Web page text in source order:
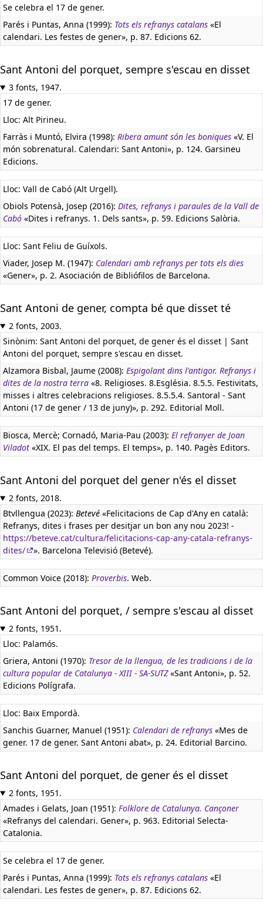
Se celebra el 17 de gener.
Parés i Puntas, Anna (1999): Tots els refranys catalans «El
calendari. Les festes de gener», p. 87. Edicions 62.
Sant Antoni del porquet, sempre s'escau en disset
3 fonts, 1947.
17 de gener.
Lloc: Alt Pirineu.
Farràs i Muntó, Elvira (1998): Ribera amunt són les boniques «V. El
món sobrenatural. Calendari: Sant Antoni», p. 124. Garsineu
Edicions.
Lloc: Vall de Cabó (Alt Urgell).
Obiols Potensà, Josep (2016): Dites, refranys i paraules de la Vall de
Cabó «Dites i refranys. 1. Dels sants», p. 59. Edicions Salòria.
Lloc: Sant Feliu de Guíxols.
Viader, Josep M. (1947): Calendari amb refranys per tots els dies
«Gener», p. 2. Asociación de Bibliófilos de Barcelona.
Sant Antoni de gener, compta bé que disset té
2 fonts, 2003.
Sinònim: Sant Antoni del porquet, de gener és el disset | Sant
Antoni del porquet, sempre s'escau en disset.
Alzamora Bisbal, Jaume (2008): Espigolant dins l'antigor. Refranys i
dites de la nostra terra «8. Religioses. 8.Església. 8.5.5. Festivitats,
misses i altres celebracions religioses. 8.5.5.4. Santoral - Sant
Antoni (17 de gener / 13 de juny)», p. 292. Editorial Moll.
Biosca, Mercè; Cornadó, Maria-Pau (2003): El refranyer de Joan
Viladot «XIX. El pas del temps. El temps», p. 140. Pagès Editors.
Sant Antoni del porquet del gener n'és el disset
2 fonts, 2018.
Btvllengua (2023): Betevé «Felicitacions de Cap d'Any en català:
Refranys, dites i frases per desitjar un bon any nou 2023! -
https://beteve.cat/cultura/felicitacions-cap-any-catala-refranys-
dites/
». Barcelona Televisió (Betevé).
Common Voice (2018): Proverbis. Web.
Sant Antoni del porquet, / sempre s'escau al disset
2 fonts, 1951.
Lloc: Palamós.
Griera, Antoni (1970): Tresor de la llengua, de les tradicions i de la
cultura popular de Catalunya - XIII - SA-SUTZ«Sant Antoni», p. 52.
Edicions Polígrafa.
Lloc: Baix Empordà.
Sanchis Guarner, Manuel (1951): Calendari de refranys «Mes de
gener. 17 de gener. Sant Antoni abat», p. 24. Editorial Barcino.
Sant Antoni del porquet, de gener és el disset
2 fonts, 1951.
Amades i Gelats, Joan (1951): Folklore de Catalunya. Cançoner
«Refranys del calendari. Gener», p. 963. Editorial Selecta-
Catalonia.
Se celebra el 17 de gener.
Parés i Puntas, Anna (1999): Tots els refranys catalans «El
calendari. Les festes de gener», p. 87. Edicions 62.